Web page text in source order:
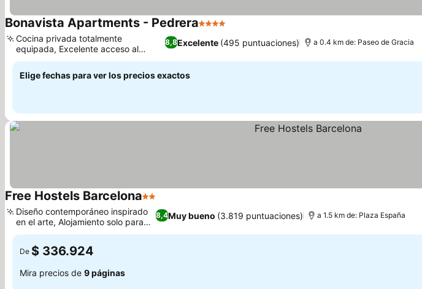
Bonavista Apartments - Pedrera4 Estrellas
8,8Excelente (495 puntuaciones)
Cocina privada totalmente
equipada, Excelente acceso al
transporte público
a 0.4 km de: Paseo de Gracia
Elige fechas para ver los precios exactos
Free Hostels Barcelona2 Estrellas
8,4Muy bueno (3.819 puntuaciones)
Diseño contemporáneo inspirado
en el arte, Alojamiento solo para
adultos
a 1.5 km de: Plaza España
De $ 336.924
Mira precios de 9 páginas